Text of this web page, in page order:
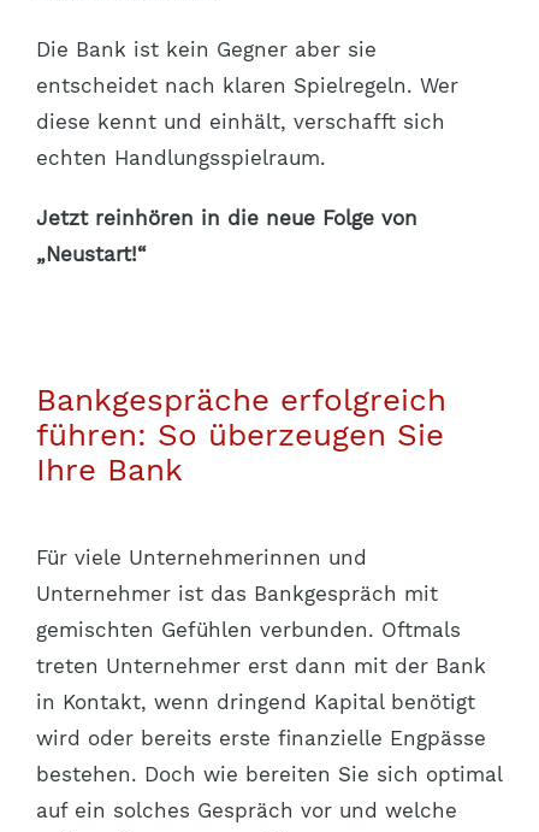
Die Bank ist kein Gegner aber sie
entscheidet nach klaren Spielregeln. Wer
diese kennt und einhält, verschafft sich
echten Handlungsspielraum.
Jetzt reinhören in die neue Folge von
„Neustart!“
Bankgespräche erfolgreich
führen: So überzeugen Sie
Ihre Bank
Für viele Unternehmerinnen und
Unternehmer ist das Bankgespräch mit
gemischten Gefühlen verbunden. Oftmals
treten Unternehmer erst dann mit der Bank
in Kontakt, wenn dringend Kapital benötigt
wird oder bereits erste finanzielle Engpässe
bestehen. Doch wie bereiten Sie sich optimal
auf ein solches Gespräch vor und welche